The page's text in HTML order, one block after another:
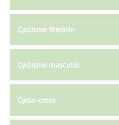
Cyclisme féminin
Cyclisme masculin
Cyclo-cross